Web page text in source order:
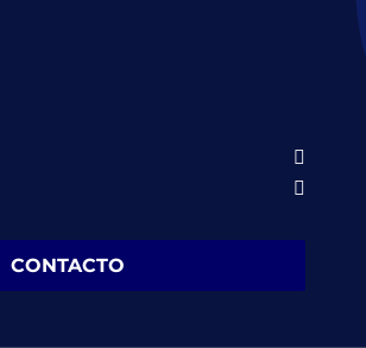
CONTACTO